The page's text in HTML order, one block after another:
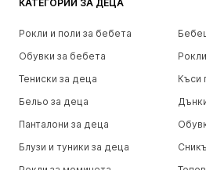
КАТЕГОРИИ ЗА ДЕЦА
Рокли и поли за бебета
Обувки за бебета
Тениски за деца
Къси
Бельо за деца
Панталони за деца
Блузи и туники за деца